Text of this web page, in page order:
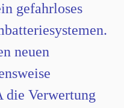
gefahrloses
neuen
die Verwertung